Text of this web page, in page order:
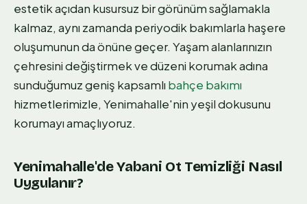
estetik açıdan kusursuz bir görünüm sağlamakla
kalmaz, aynı zamanda periyodik bakımlarla haşere
oluşumunun da önüne geçer. Yaşam alanlarınızın
çehresini değiştirmek ve düzeni korumak adına
sunduğumuz geniş kapsamlı bahçe bakımı
hizmetlerimizle, Yenimahalle'nin yeşil dokusunu
korumayı amaçlıyoruz.
Yenimahalle'de Yabani Ot Temizliği Nasıl
Uygulanır?